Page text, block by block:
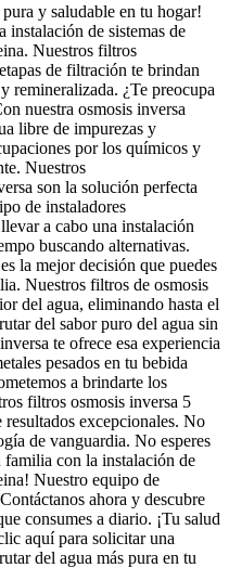
y saludable en tu hogar!
instalación de sistemas de
Nuestros filtros
de filtración te brindan
remineralizada. ¿Te preocupa
nuestra osmosis inversa
libre de impurezas y
por los químicos y
Nuestros
son la solución perfecta
de instaladores
a cabo una instalación
buscando alternativas.
la mejor decisión que puedes
Nuestros filtros de osmosis
del agua, eliminando hasta el
del sabor puro del agua sin
te ofrece esa experiencia
pesados en tu bebida
a brindarte los
filtros osmosis inversa 5
resultados excepcionales. No
de vanguardia. No esperes
familia con la instalación de
Nuestro equipo de
ahora y descubre
consumes a diario. ¡Tu salud
aquí para solicitar una
del agua más pura en tu